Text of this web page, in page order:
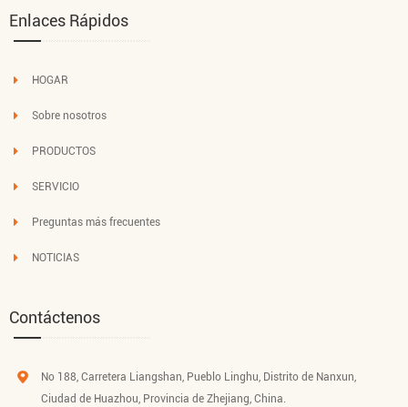
Enlaces Rápidos
HOGAR
Sobre nosotros
PRODUCTOS
SERVICIO
Preguntas más frecuentes
NOTICIAS
Contáctenos
No 188, Carretera Liangshan, Pueblo Linghu, Distrito de Nanxun,
Ciudad de Huazhou, Provincia de Zhejiang, China.